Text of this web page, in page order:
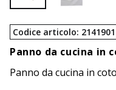
Codice articolo: 2141901
Panno da cucina in
Panno da cucina in